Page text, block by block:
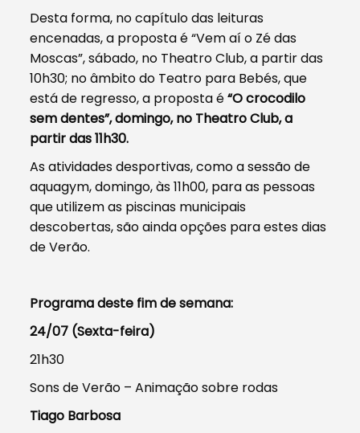
Desta forma, no capítulo das leituras
encenadas, a proposta é “Vem aí o Zé das
Moscas”, sábado, no Theatro Club, a partir das
10h30; no âmbito do Teatro para Bebés, que
está de regresso, a proposta é“O crocodilo
sem dentes”, domingo, no Theatro Club, a
partir das 11h30.
As atividades desportivas, como a sessão de
aquagym, domingo, às 11h00, para as pessoas
que utilizem as piscinas municipais
descobertas, são ainda opções para estes dias
de Verão.
Programa deste fim de semana:
24/07 (Sexta-feira)
21h30
Sons de Verão – Animação sobre rodas
Tiago Barbosa